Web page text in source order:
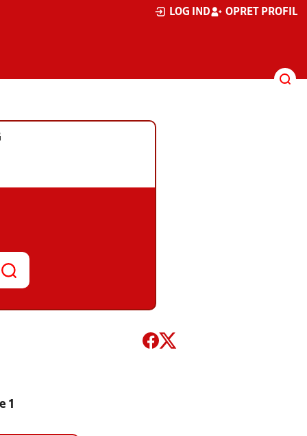
LOG IND OPRET PROFIL
1